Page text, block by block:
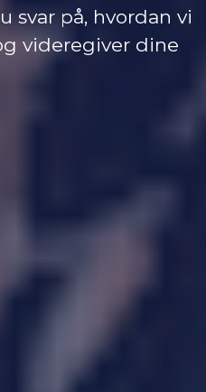
svar på, hvordan vi
videregiver dine